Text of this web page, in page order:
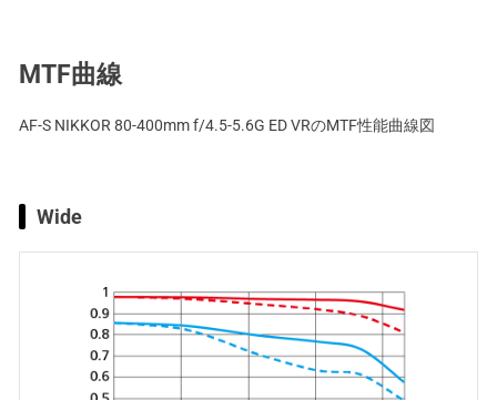
MTF曲線
AF-S NIKKOR 80-400mm f/4.5-5.6G ED VRのMTF性能曲線図
Wide